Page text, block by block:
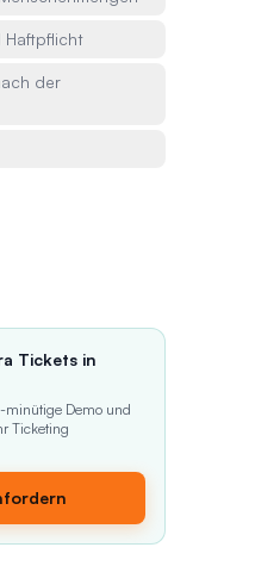
Haftpflicht
der
Tickets in
minütige Demo und
Ticketing